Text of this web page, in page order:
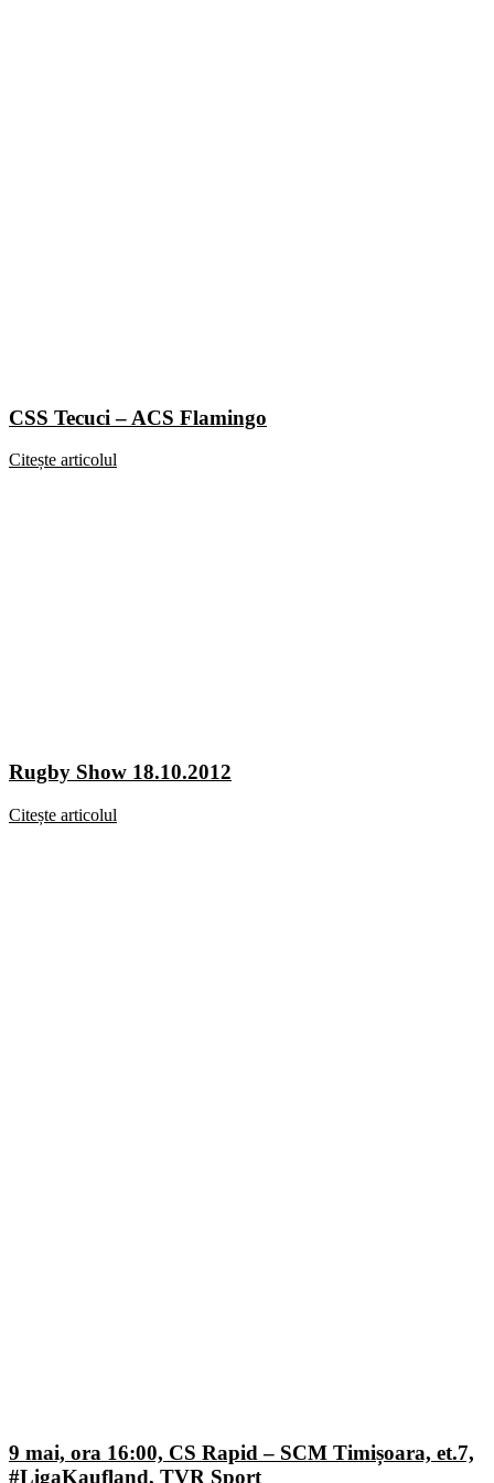
CSS Tecuci – ACS Flamingo
Citește articolul
Rugby Show 18.10.2012
Citește articolul
9 mai, ora 16:00, CS Rapid – SCM Timișoara, et.7,
#LigaKaufland, TVR Sport